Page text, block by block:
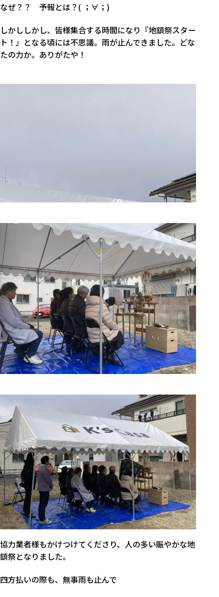
なぜ？？ 予報とは？( ；∀；)
しかししかし、皆様集合する時間になり『地鎮祭スター
ト！』となる頃には不思議。雨が止んできました。どな
たの力か。ありがたや！
協力業者様もかけつけてくださり、人の多い賑やかな地
鎮祭となりました。
四方払いの際も、無事雨も止んで